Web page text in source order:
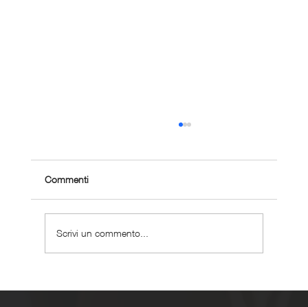
Commenti
Scrivi un commento...